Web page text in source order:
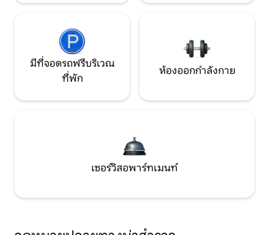
มีที่จอดรถฟรีบริเวณ
ที่พัก
ห้องออกกำลังกาย
เซอร์วิสอพาร์ทเมนท์